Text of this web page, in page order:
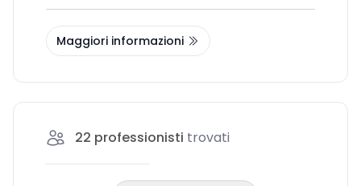
coaching, aiutandoti a raggiungere i tuoi
obiettivi.
Maggiori informazioni
22 professionisti trovati